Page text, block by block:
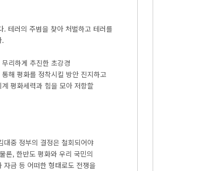
테러의 주범을 찾아 처벌하고 테러를
.
리하게 추진한 초강경
해 평화를 정착시킬 방안 진지하고
평화세력과 힘을 모아 저항할
대중 정부의 결정은 철회되어야
론, 한반도 평화와 우리 국민의
금 등 어떠한 형태로도 전쟁을